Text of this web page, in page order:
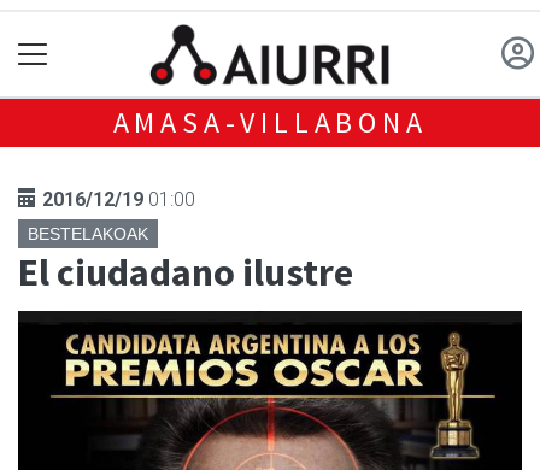
AMASA-VILLABONA
2016/12/19 01:00
BESTELAKOAK
El ciudadano ilustre